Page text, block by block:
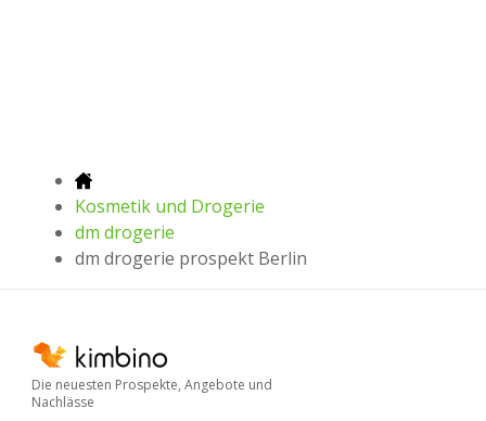
Kosmetik und Drogerie
dm drogerie
dm drogerie prospekt Berlin
Die neuesten Prospekte, Angebote und
Nachlässe